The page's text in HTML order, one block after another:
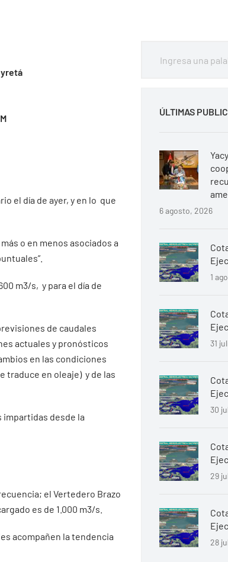
el día de ayer, y en lo que
o en menos asociados a
m3/s, y para el día de
de caudales
actuales y pronósticos
en las condiciones
traduce en oleaje) y de las
impartidas desde la
el Vertedero Brazo
es de 1.000 m3/s.
acompañen la tendencia
ÚLTIMAS
6 agosto, 2026
1
31
30
29
28